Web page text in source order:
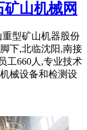
山机械网
型矿山机器股份
下,北临沈阳,南接
工660人,专业技术
械设备和检测设